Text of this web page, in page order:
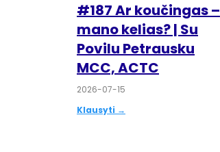
#187 Ar koučingas –
mano kelias? | Su
Povilu Petrausku
MCC, ACTC
2026-07-15
Klausyti →